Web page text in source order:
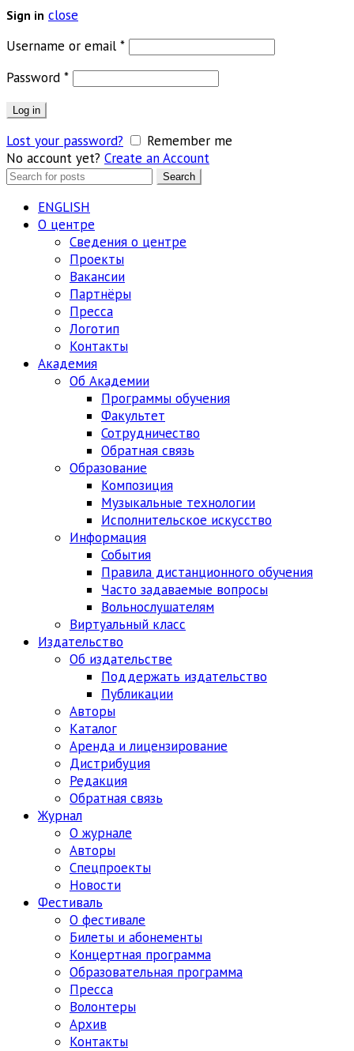
Sign in close
Username or email *Обязательно
Password *Обязательно
Log in
Lost your password?
Remember me
No account yet? Create an Account
Search
Search
ENGLISH
О центре
Сведения о центре
Проекты
Вакансии
Партнёры
Пресса
Логотип
Контакты
Академия
Об Академии
Программы обучения
Факультет
Сотрудничество
Обратная связь
Образование
Композиция
Музыкальные технологии
Исполнительское искусство
Информация
События
Правила дистанционного обучения
Часто задаваемые вопросы
Вольнослушателям
Виртуальный класс
Издательство
Об издательстве
Поддержать издательство
Публикации
Авторы
Каталог
Аренда и лицензирование
Дистрибуция
Редакция
Обратная связь
Журнал
О журнале
Авторы
Спецпроекты
Новости
Фестиваль
О фестивале
Билеты и абонементы
Концертная программа
Образовательная программа
Пресса
Волонтеры
Архив
Контакты